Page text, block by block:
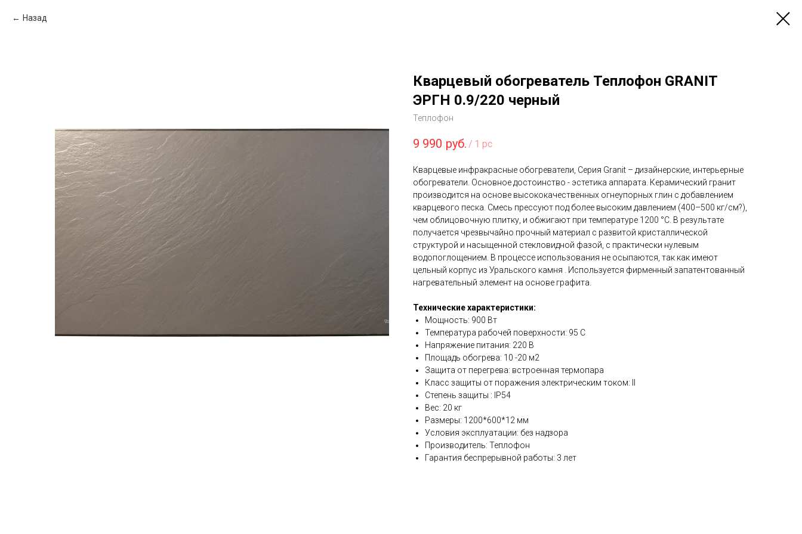
Назад
Кварцевый обогреватель Теплофон GRANIT
ЭРГН 0.9/220 черный
Теплофон
9 990 руб. / 1 pc
Кварцевые инфракрасные обогреватели, Серия Granit – дизайнерские, интерьерные
обогреватели. Основное достоинство - эстетика аппарата. Керамический гранит
производится на основе высококачественных огнеупорных глин с добавлением
кварцевого песка. Смесь прессуют под более высоким давлением (400–500 кг/см?),
чем облицовочную плитку, и обжигают при температуре 1200 °C. В результате
получается чрезвычайно прочный материал с развитой кристаллической
структурой и насыщенной стекловидной фазой, с практически нулевым
водопоглощением. В процессе использования не осыпаются, так как имеют
цельный корпус из Уральского камня . Используется фирменный запатентованный
нагревательный элемент на основе графита.
Технические характеристики:
Мощность: 900 Вт
Температура рабочей поверхности: 95 С
Напряжение питания: 220 В
Площадь обогрева: 10 -20 м2
Защита от перегрева: встроенная термопара
Класс защиты от поражения электрическим током: II
Степень защиты : IP54
Вес: 20 кг
Размеры: 1200*600*12 мм
Условия эксплуатации: без надзора
Производитель: Теплофон
Гарантия беспрерывной работы: 3 лет